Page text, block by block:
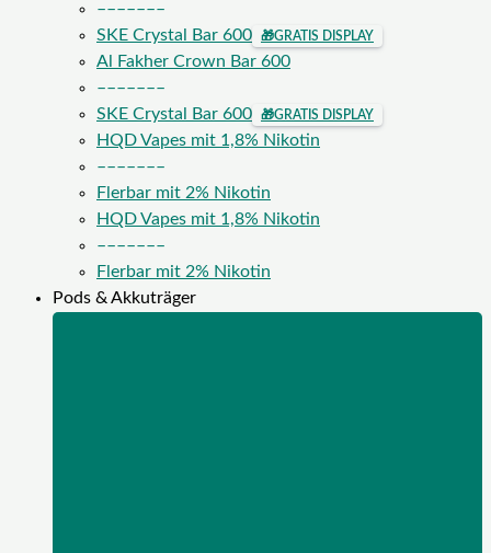
–––––––
SKE Crystal Bar 600
🎁GRATIS DISPLAY
Al Fakher Crown Bar 600
–––––––
SKE Crystal Bar 600
🎁GRATIS DISPLAY
HQD Vapes mit 1,8% Nikotin
–––––––
Flerbar mit 2% Nikotin
HQD Vapes mit 1,8% Nikotin
–––––––
Flerbar mit 2% Nikotin
Pods & Akkuträger